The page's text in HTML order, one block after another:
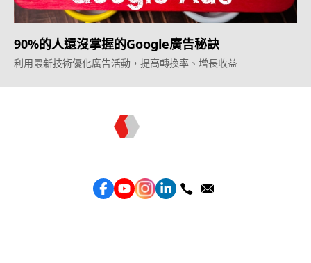
90%的人還沒掌握的Google廣告秘訣
利用最新技術優化廣告活動，提高轉換率、增長收益